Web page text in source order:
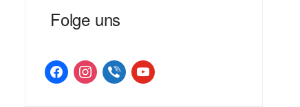
Folge uns
facebookinstagramviber youtube